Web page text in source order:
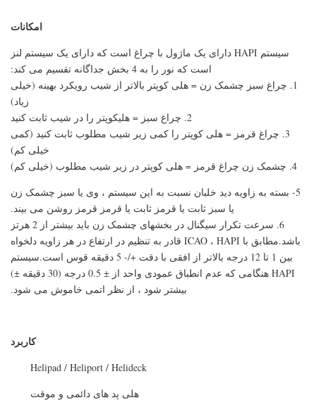
امکانات
سیستم HAPI دارای یک ماژول با چراغ است که دارای یک سیستم لنز
است که نور را به 4 بخش جداگانه تقسیم می کند:
1. چراغ سبز چشمک زن = هلی کوپتر بالاتر از شیب رویکرد بهینه (خیلی
زیاد)
2. چراغ سبز = هلیکوپتر را در شیب ثابت کنید
3. چراغ قرمز = هلی کوپتر را کمی زیر شیب مطلوب ثابت کنید (کمی
خیلی کم)
4. چشمک زن چراغ قرمز = هلی کوپتر در زیر شیب مطلوب (خیلی کم)
5- بسته به زاویه دید خلبان نسبت به این سیستم ، وی یا سبز چشمک زن
یا سبز ثابت یا قرمز ثابت یا قرمز قرمز روشن می بیند.
6. سرعت تکرار سیگنال در بخشهای چشمک زن باید بیشتر از 2 هرتز
باشد.مطابق با ICAO ، HAPI قادر به تنظیم در ارتفاع در هر زاویه دلخواه
بین 1 تا 12 درجه بالاتر از افقی با دقت +/- 5 دقیقه قوس است.سیستم
HAPI هنگامی که عدم انطباق عمودی واحد از ± 0.5 درجه (30 دقیقه ±)
بیشتر شود ، از نظر اتمی خاموش می شود.
کاربرد
Helipad / Heliport / Helideck
هلی پد های دائمی و موقت